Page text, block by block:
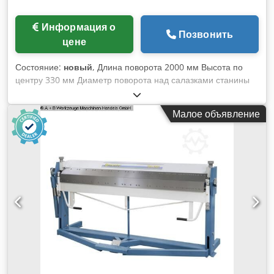
цене
Позвонить
Состояние: новый, Длина поворота 2000 мм Высота по
центру 330 мм Диаметр поворота над салазками станины
660 мм Диаметр поворота со смещением 900 мм Диаметр
поворота над суппортом 460 мм Отверстие шпинделя 105
мм Скорость вращения 25 - 1600 об/мин Ширина станины
400 мм Держатель шпинделя 55029 D 1-8 Конус хвостовой
бабки 5 MK Ход пиноли 235 мм Общая потребляемая
мощность 7,5 кВт Вес станка ок. 2900 кг. Габариты Д-Ш-В
3630 x 1200 x 1520 мм Производственный токарный станок
Titan 660 x 2000 - это современный станок, созданный по
последнему слову техники, станок, созданный по
последнему слову техники. Благодаря высокому (быстрая
траверса, быстросменный держатель инструмента,
механическая дисковая муфта, цифровая позиционная
муфта, цифровая индикация положения и высокий
диапазон производительности), эта модель особенно Эта
Малое объявление